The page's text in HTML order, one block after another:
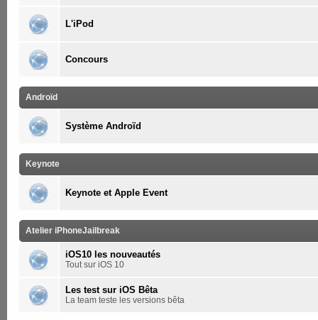
L'iPod
Concours
Androïd
Système Androïd
Keynote
Keynote et Apple Event
Atelier iPhoneJailbreak
iOS10 les nouveautés
Tout sur iOS 10
Les test sur iOS Bêta
La team teste les versions bêta